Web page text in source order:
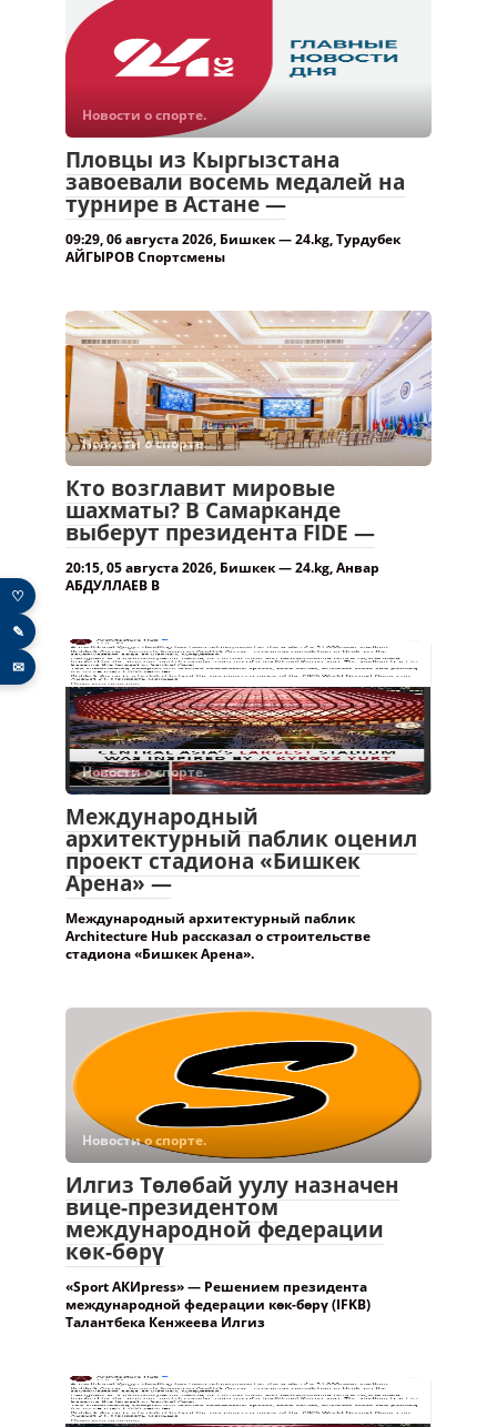
Новости о спорте.
Пловцы из Кыргызстана
завоевали восемь медалей на
турнире в Астане —
09:29, 06 августа 2026, Бишкек — 24.kg, Турдубек
АЙГЫРОВ Спортсмены
Новости о спорте.
Кто возглавит мировые
шахматы? В Самарканде
выберут президента FIDE —
20:15, 05 августа 2026, Бишкек — 24.kg, Анвар
АБДУЛЛАЕВ В
Новости о спорте.
Международный
архитектурный паблик оценил
проект стадиона «Бишкек
Арена» —
Международный архитектурный паблик
Architecture Hub рассказал о строительстве
стадиона «Бишкек Арена».
Новости о спорте.
Илгиз Төлөбай уулу назначен
вице-президентом
международной федерации
көк-бөрү
«Sport АКИpress» — Решением президента
международной федерации көк-бөрү (IFKB)
Талантбека Кенжеева Илгиз
♡
✎
✉